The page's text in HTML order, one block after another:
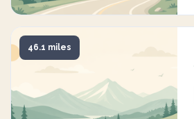
46.1 miles